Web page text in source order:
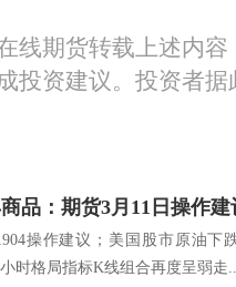
线期货转载上述内
投资建议。投资者
品：期货3月11日操作建
操作建议；美国股市原油下
小时格局指标K线组合再度呈弱走